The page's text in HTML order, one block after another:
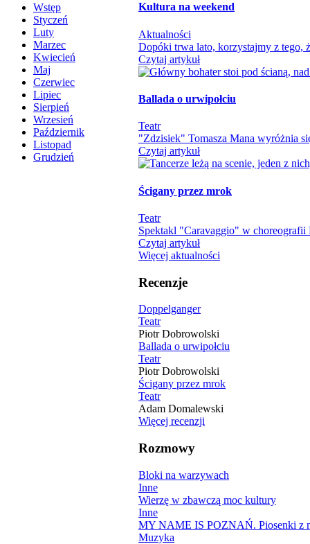
Wstęp
Styczeń
Luty
Marzec
Kwiecień
Maj
Czerwiec
Lipiec
Sierpień
Wrzesień
Październik
Listopad
Grudzień
Kultura na weekend
Aktualności
Dopóki trwa lato, korzystajmy z tego,
Czytaj artykuł
Ballada o urwipołciu
Teatr
"Zdzisiek" Tomasza Mana wyróżnia
Czytaj artykuł
Ścigany przez mrok
Teatr
Spektakl "Caravaggio" w choreografii
Czytaj artykuł
Więcej aktualności
Recenzje
Doppelganger
Teatr
Piotr Dobrowolski
Ballada o urwipołciu
Teatr
Piotr Dobrowolski
Ścigany przez mrok
Teatr
Adam Domalewski
Więcej recenzji
Rozmowy
Bloki na warzywach
Inne
Wierzę w zbawczą moc kultury
Inne
MY NAME IS POZNAŃ. Piosenki z
Muzyka